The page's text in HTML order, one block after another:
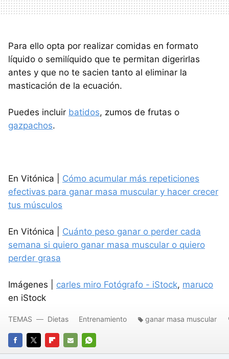
Para ello opta por realizar comidas en formato
líquido o semilíquido que te permitan digerirlas
antes y que no te sacien tanto al eliminar la
masticación de la ecuación.
Puedes incluir batidos, zumos de frutas o
gazpachos.
En Vitónica | Cómo acumular más repeticiones
efectivas para ganar masa muscular y hacer crecer
tus músculos
En Vitónica | Cuánto peso ganar o perder cada
semana si quiero ganar masa muscular o quiero
perder grasa
Imágenes | carles miro Fotógrafo - iStock, maruco
en iStock
FACEBOOK
TWITTERFLIPBOARD
E-
WHATSAPP
TEMAS Dietas Entrenamiento ganar masa muscular